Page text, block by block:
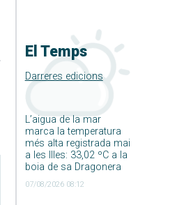
El Temps
Darreres edicions
L’aigua de la mar
marca la temperatura
més alta registrada mai
a les Illes: 33,02 ºC a la
boia de sa Dragonera
07/08/2026 08:12